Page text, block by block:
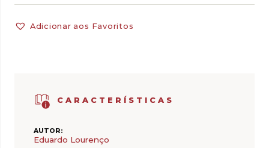
CARACTERÍSTICAS
AUTOR:
Eduardo Lourenço
Adicionar aos Favoritos